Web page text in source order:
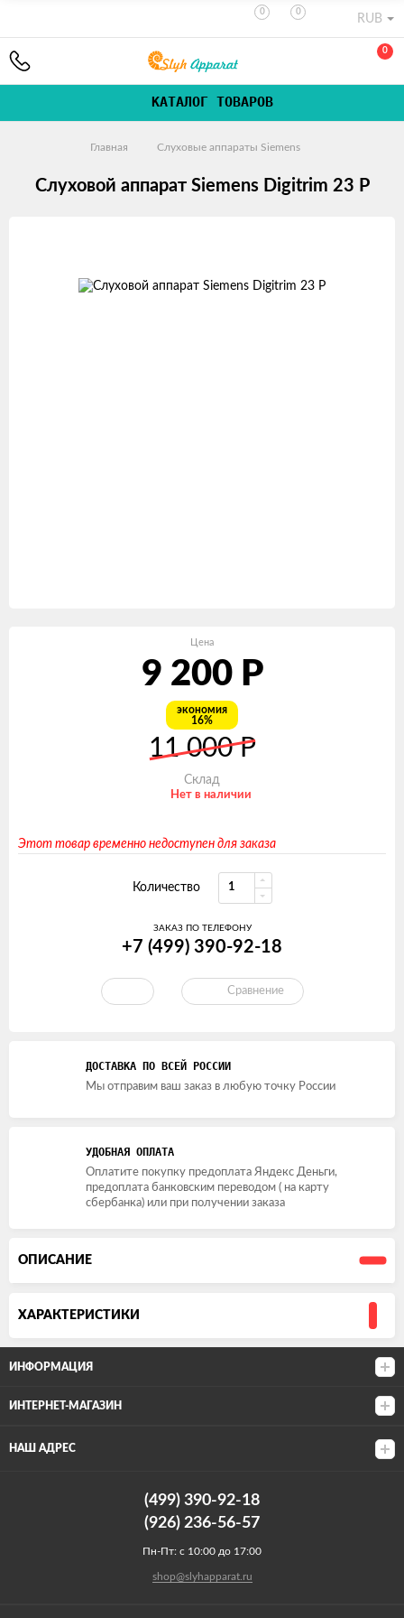
0 0
RUB
0
КАТАЛОГ ТОВАРОВ
Главная Слуховые аппараты Siemens
Слуховой аппарат Siemens Digitrim 23 P
Цена
9 200 Р
экономия
16%
11 000Р
Склад
Нет в наличии
Этот товар временно недоступен для заказа
Количество
ЗАКАЗ ПО ТЕЛЕФОНУ
+7 (499) 390-92-18
Сравнение
ДОСТАВКА ПО ВСЕЙ РОССИИ
Мы отправим ваш заказ в любую точку России
УДОБНАЯ ОПЛАТА
Оплатите покупку предоплата Яндекс Деньги,
предоплата банковским переводом ( на карту
сбербанка) или при получении заказа
ОПИСАНИЕ
ХАРАКТЕРИСТИКИ
ИНФОРМАЦИЯ
ИНТЕРНЕТ-МАГАЗИН
НАШ АДРЕС
(499) 390-92-18
(926) 236-56-57
Пн-Пт: с 10:00 до 17:00
shop@slyhapparat.ru